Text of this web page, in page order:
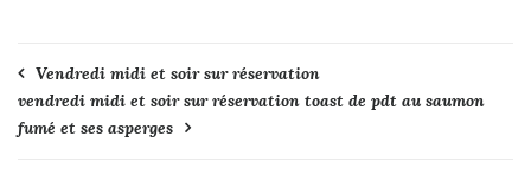
Navigation
de
l’article
Vendredi midi et soir sur réservation
vendredi midi et soir sur réservation toast de pdt au saumon
fumé et ses asperges